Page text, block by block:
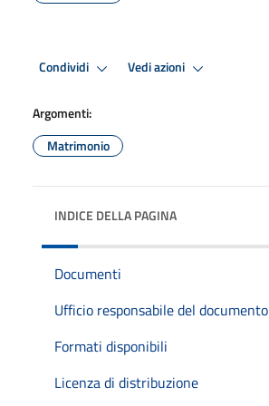
Condividi Vedi azioni
Argomenti:
Matrimonio
INDICE DELLA PAGINA
Documenti
Ufficio responsabile del documento
Formati disponibili
Licenza di distribuzione